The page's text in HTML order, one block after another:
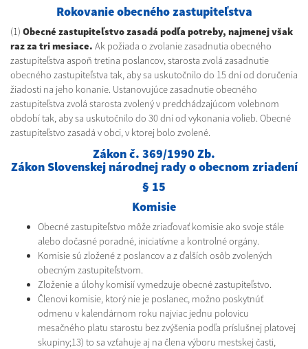
Rokovanie obecného zastupiteľstva
(1) Obecné zastupiteľstvo zasadá podľa potreby, najmenej však
raz za tri mesiace. Ak požiada o zvolanie zasadnutia obecného
zastupiteľstva aspoň tretina poslancov, starosta zvolá zasadnutie
obecného zastupiteľstva tak, aby sa uskutočnilo do 15 dní od doručenia
žiadosti na jeho konanie. Ustanovujúce zasadnutie obecného
zastupiteľstva zvolá starosta zvolený v predchádzajúcom volebnom
období tak, aby sa uskutočnilo do 30 dní od vykonania volieb. Obecné
zastupiteľstvo zasadá v obci, v ktorej bolo zvolené.
Zákon č. 369/1990 Zb.
Zákon Slovenskej národnej rady o obecnom zriadení
§ 15
Komisie
Obecné zastupiteľstvo môže zriaďovať komisie ako svoje stále
alebo dočasné poradné, iniciatívne a kontrolné orgány.
Komisie sú zložené z poslancov a z ďalších osôb zvolených
obecným zastupiteľstvom.
Zloženie a úlohy komisií vymedzuje obecné zastupiteľstvo.
Členovi komisie, ktorý nie je poslanec, možno poskytnúť
odmenu v kalendárnom roku najviac jednu polovicu
mesačného platu starostu bez zvýšenia podľa príslušnej platovej
skupiny;13) to sa vzťahuje aj na člena výboru mestskej časti,